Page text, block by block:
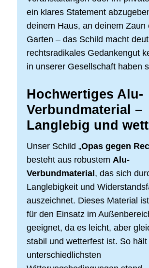
ein klares Statement
deinem Haus, an deinem Zaun
Garten – das Schild macht
rechtsradikales Gedankengut
in unserer Gesellschaft haben
Hochwertiges Alu-
Verbundmaterial –
Langlebig und
Unser Schild „Opas gegen
besteht aus robustem Alu-
Verbundmaterial , das sich
Langlebigkeit und
auszeichnet. Dieses Material
für den Einsatz im
geeignet, da es leicht, aber
stabil und wetterfest ist. So hält
unterschiedlichsten